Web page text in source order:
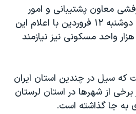
رهبری ایران
نوبل صلح
معاون پشتیبانی و امور
استان‌های بنیاد مسکن، دوشنبه ۱۲ فروردین با اعلام این
خبر گفت که بیش از ۶۰ هزار واحد مسکونی نیز نیازمند
که سیل در چندین استان ایران
از شهرها در استان لرستان
به جا گذاشته است.